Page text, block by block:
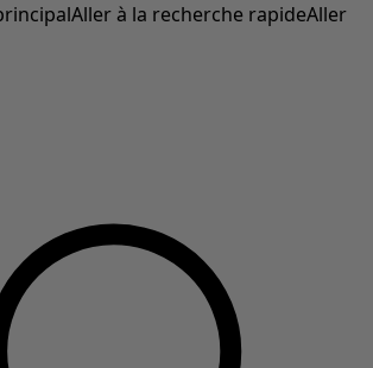
Aller à la recherche rapideAller